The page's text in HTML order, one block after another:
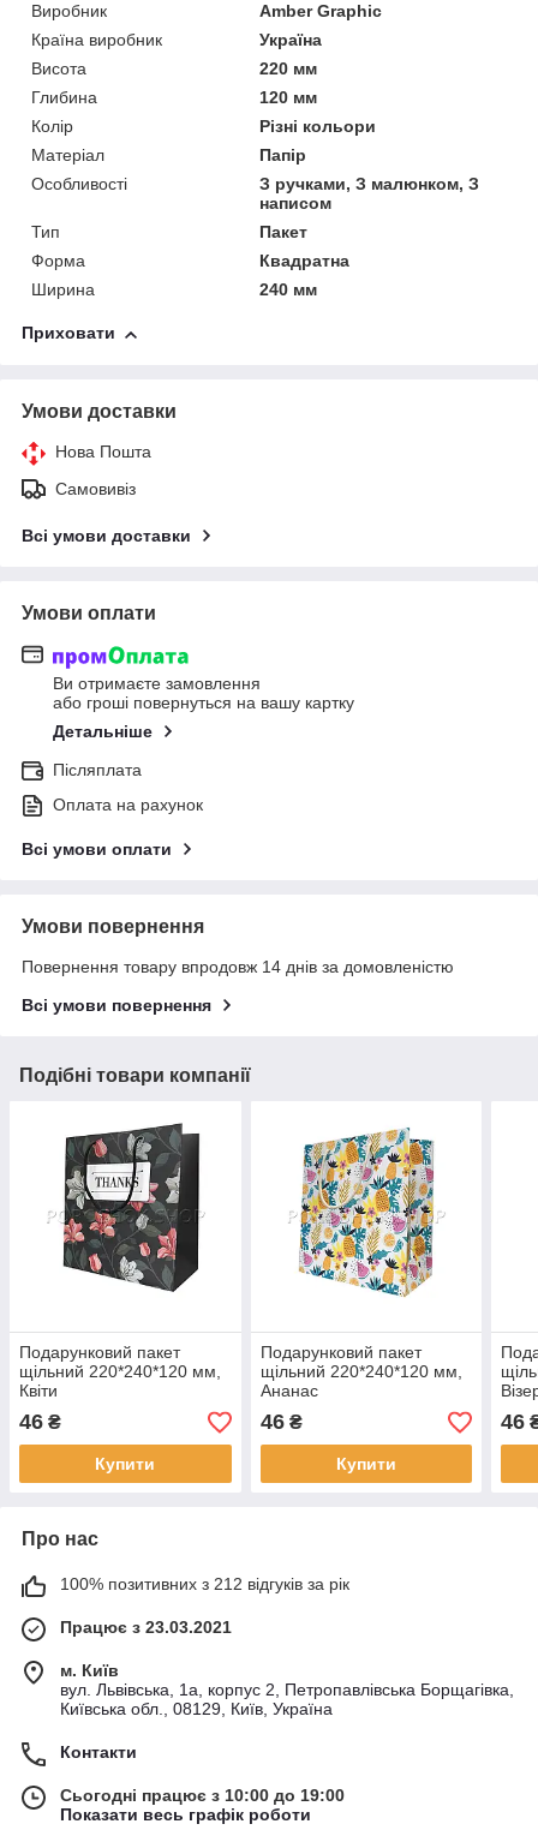
Виробник
Amber Graphic
Країна виробник
Україна
Висота
220 мм
Глибина
120 мм
Колір
Різні кольори
Матеріал
Папір
Особливості
З ручками, З малюнком, З
написом
Тип
Пакет
Форма
Квадратна
Ширина
240 мм
Приховати
Умови доставки
Нова Пошта
Самовивіз
Всі умови доставки
Умови оплати
Ви отримаєте замовлення
або гроші повернуться на вашу картку
Детальніше
Післяплата
Оплата на рахунок
Всі умови оплати
Умови повернення
Повернення товару впродовж 14 днів за домовленістю
Всі умови повернення
Подібні товари компанії
Подарунковий пакет
щільний 220*240*120 мм,
Квіти
46 ₴
Купити
Подарунковий пакет
щільний 220*240*120 мм,
Ананас
46₴
Купити
46
Про нас
100% позитивних з 212 відгуків за рік
Працює з 23.03.2021
м. Київ
вул. Львівська, 1а, корпус 2, Петропавлівська Борщагівка,
Київська обл., 08129, Київ, Україна
Контакти
Сьогодні працює з 10:00 до 19:00
Показати весь графік роботи